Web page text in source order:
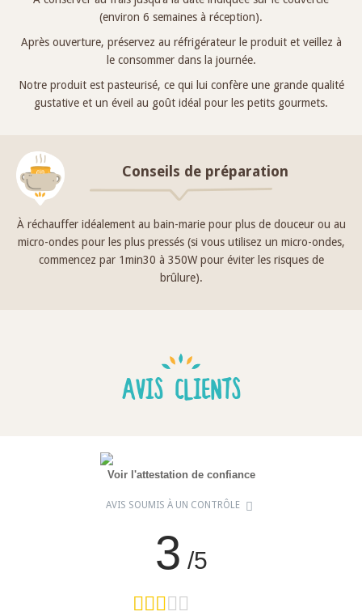
(environ 6 semaines à réception).
Après ouverture, préservez au réfrigérateur le produit et veillez à
le consommer dans la journée.
Notre produit est pasteurisé, ce qui lui confère une grande qualité
gustative et un éveil au goût idéal pour les petits gourmets.
Conseils de préparation
À réchauffer idéalement au bain-marie pour plus de douceur ou au
micro-ondes pour les plus pressés (si vous utilisez un micro-ondes,
commencez par 1min30 à 350W pour éviter les risques de
brûlure).
AVIS CLIENTS
Voir l'attestation de confiance
AVIS SOUMIS À UN CONTRÔLE
3 /5